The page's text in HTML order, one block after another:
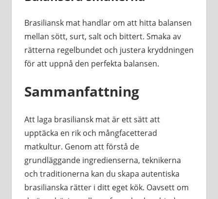
Brasiliansk mat handlar om att hitta balansen
mellan sött, surt, salt och bittert. Smaka av
rätterna regelbundet och justera kryddningen
för att uppnå den perfekta balansen.
Sammanfattning
Att laga brasiliansk mat är ett sätt att
upptäcka en rik och mångfacetterad
matkultur. Genom att förstå de
grundläggande ingredienserna, teknikerna
och traditionerna kan du skapa autentiska
brasilianska rätter i ditt eget kök. Oavsett om